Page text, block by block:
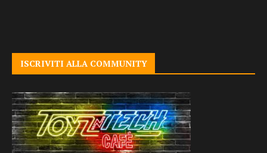
ISCRIVITI ALLA COMMUNITY